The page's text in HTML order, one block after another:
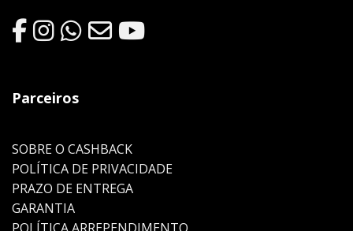
Parceiros
SOBRE O CASHBACK
POLÍTICA DE PRIVACIDADE
PRAZO DE ENTREGA
GARANTIA